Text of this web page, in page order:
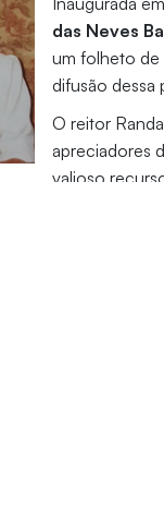
das Neves
um folheto de
difusão
O reitor
apreciadores
valioso